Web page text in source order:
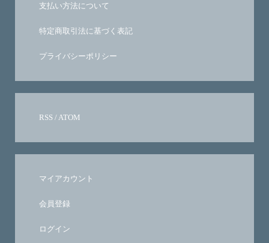
支払い方法について
特定商取引法に基づく表記
プライバシーポリシー
RSS /ATOM
マイアカウント
会員登録
ログイン